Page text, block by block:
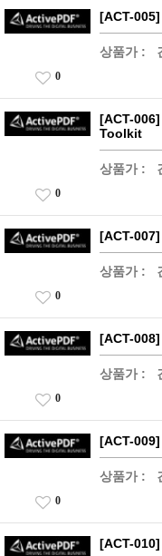
[ACT-
상품가 :
0
[ACT-
Toolkit
상품가 :
0
[ACT-
상품가 :
0
[ACT-
상품가 :
0
[ACT-
상품가 :
0
[ACT-